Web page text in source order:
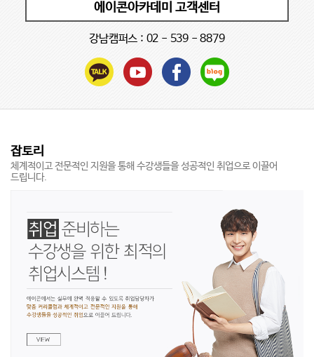
에이콘아카데미 고객센터
강남캠퍼스 : 02 - 539 - 8879
잡토리
체계적이고 전문적인 지원을 통해 수강생들을 성공적인 취업으로 이끌어
드립니다.